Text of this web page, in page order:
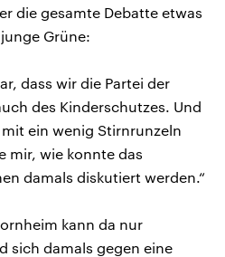
die gesamte Debatte etwas
Grüne:
dass wir die Partei der
des Kinderschutzes. Und
ein wenig Stirnrunzeln
mir, wie konnte das
damals diskutiert werden.“
kann da nur
sich damals gegen eine